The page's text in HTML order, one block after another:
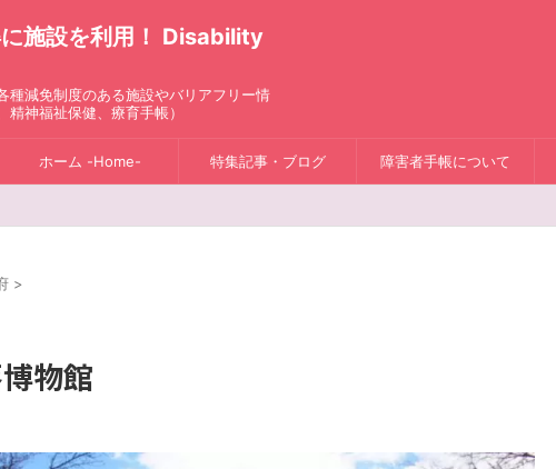
施設を利用！ Disability
種減免制度のある施設やバリアフリー情
神福祉保健、療育手帳）
ホーム -Home- 特集記事・ブログ 障害者手帳について
>
物館